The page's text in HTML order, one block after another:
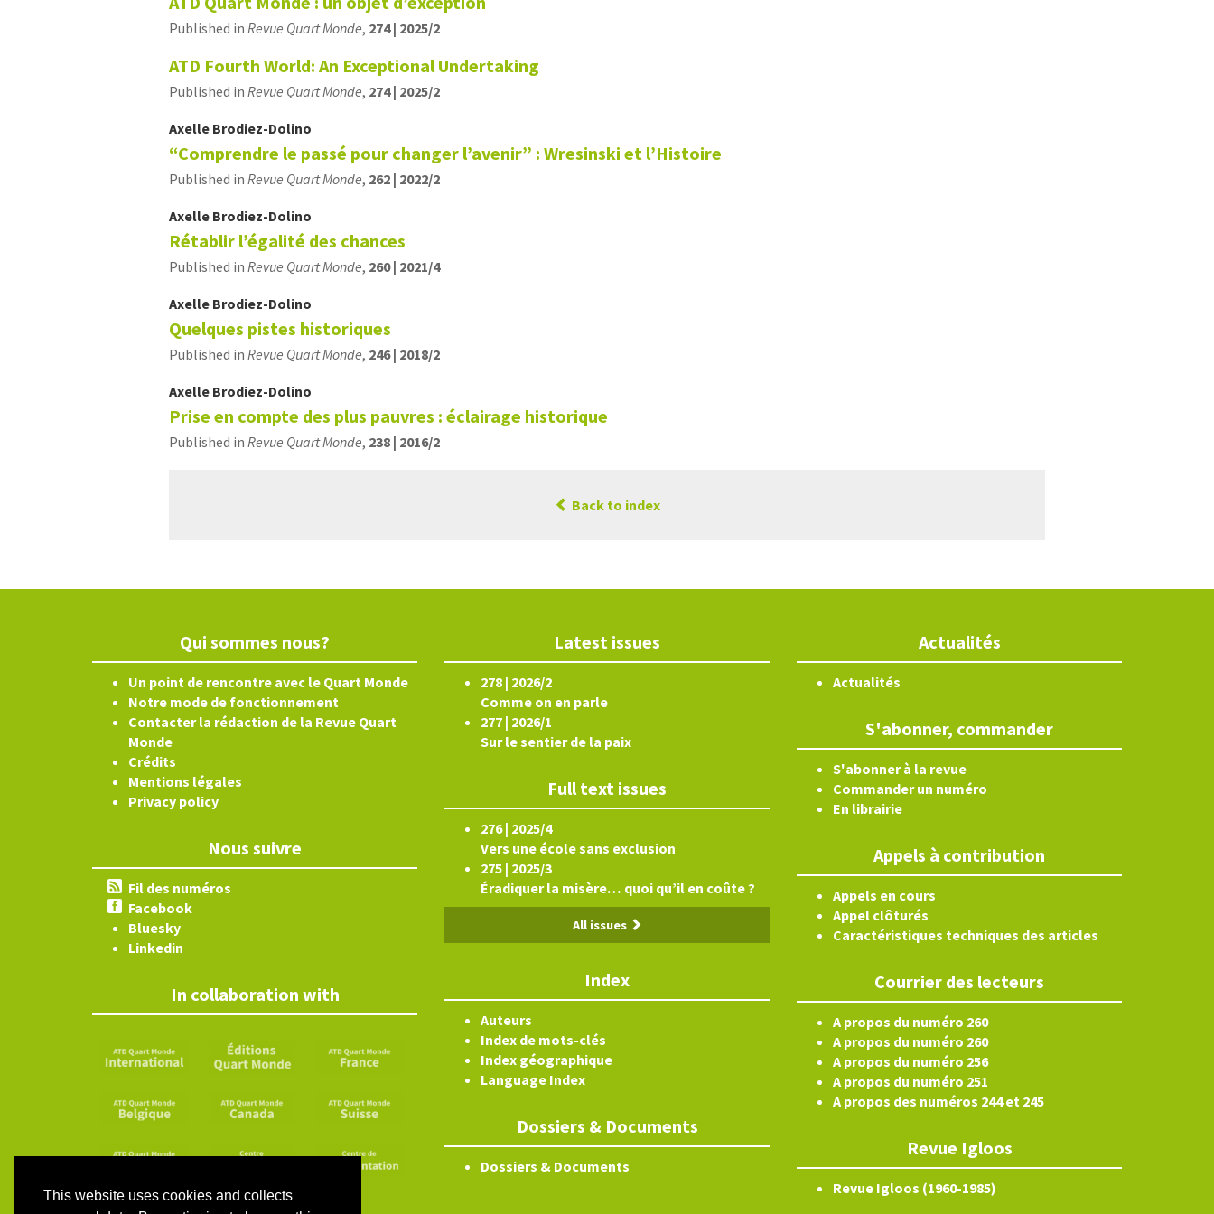
This website uses cookies and collects
Published in Revue Quart Monde, 274 | 2025/2
ATD Fourth World: An Exceptional Undertaking
Published in Revue Quart Monde, 274 | 2025/2
Axelle Brodiez-Dolino
“Comprendre le passé pour changer l’avenir” : Wresinski et l’Histoire
Published in Revue Quart Monde, 262 | 2022/2
Axelle Brodiez-Dolino
Rétablir l’égalité des chances
Published in Revue Quart Monde, 260 | 2021/4
Axelle Brodiez-Dolino
Quelques pistes historiques
Published in Revue Quart Monde, 246 | 2018/2
Axelle Brodiez-Dolino
Prise en compte des plus pauvres : éclairage historique
Published in Revue Quart Monde, 238 | 2016/2
Back to index
Qui sommes nous?
Un point de rencontre avec le Quart Monde
Notre mode de fonctionnement
Contacter la rédaction de la Revue Quart
Monde
Crédits
Mentions légales
Privacy policy
Nous suivre
Fil des numéros
Facebook
Bluesky
Linkedin
In collaboration with
Latest issues
278 | 2026/2
Comme on en parle
277 | 2026/1
Sur le sentier de la paix
Full text issues
276 | 2025/4
Vers une école sans exclusion
275 | 2025/3
Éradiquer la misère… quoi qu’il en coûte ?
All issues
Index
Auteurs
Index de mots-clés
Index géographique
Language Index
Dossiers & Documents
Dossiers & Documents
Actualités
Actualités
S'abonner, commander
S'abonner à la revue
Commander un numéro
En librairie
Appels à contribution
Appels en cours
Appel clôturés
Caractéristiques techniques des articles
Courrier des lecteurs
A propos du numéro 260
A propos du numéro 260
A propos du numéro 256
A propos du numéro 251
A propos des numéros 244 et 245
Revue Igloos
Revue Igloos (1960-1985)